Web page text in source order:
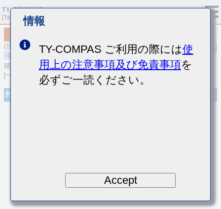
(旧品番 UMK063CK2R4BT-F)
積層セラミックコンデンサ
[一般用 積層セラミックコンデンサ (温度補償用)]
外観
情報
TY-COMPAS ご利用の際には使
用上の注意事項及び免責事項を
必ずご一読ください。
Accept